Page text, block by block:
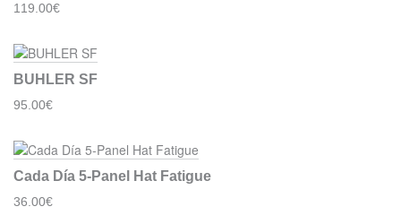
119.00€
BUHLER SF
95.00€
Cada Día 5-Panel Hat Fatigue
36.00€